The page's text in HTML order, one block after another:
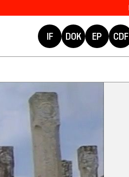
IF DOK EP CDF